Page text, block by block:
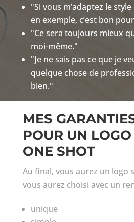
"Si vous m’adaptez le
en exemple, c’est bon
"Ce sera toujours mieux
moi-même."
"Je ne sais pas ce que je
quelque chose de
bien."
MES
POUR UN LOGO
ONE SHOT
Au final, vous aurez un logo
vous aurez choisi avec un
unique